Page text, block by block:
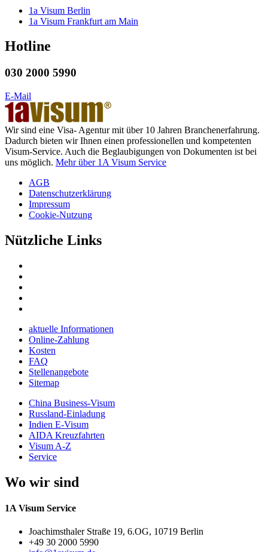
1a Visum Berlin
1a Visum Frankfurt am Main
Hotline
030 2000 5990
E-Mail
Wir sind eine Visa- Agentur mit über 10 Jahren Branchenerfahrung.
Dadurch bieten wir Ihnen einen professionellen und kompetenten
Visum-Service. Auch die Beglaubigungen von Dokumenten ist bei
uns möglich. Mehr über 1A Visum Service
AGB
Datenschutzerklärung
Impressum
Cookie-Nutzung
Nützliche Links
aktuelle Informationen
Online-Zahlung
Kosten
FAQ
Stellenangebote
Sitemap
China Business-Visum
Russland-Einladung
Indien E-Visum
AIDA Kreuzfahrten
Visum A-Z
Service
Wo wir sind
1A Visum Service
Joachimsthaler Straße 19, 6.OG, 10719 Berlin
+49 30 2000 5990